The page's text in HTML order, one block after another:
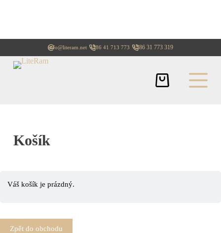
info@literam.net +386 41 713 773 +386 31 773 319
Košík
Váš košík je prázdný.
Zpět do obchodu